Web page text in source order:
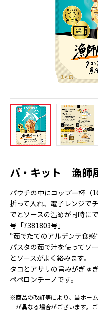
パ・キット 漁師
パウチの中にコップ一杯（
折って入れ、電子レンジで
でとソースの温めが同時に
号「7381803号」
“茹でたてのアルデンテ食感
パスタの茹で汁を使ってソ
とソースがよく絡みます。
タコとアサリの旨みがぎゅ
ペペロンチーノです。
※商品の改訂等により、当ホー
が異なる場合がございます。